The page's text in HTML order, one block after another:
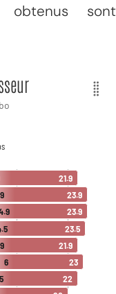
obtenus sont